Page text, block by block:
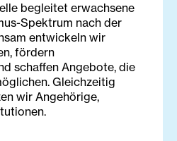
begleitet erwachsene
Spektrum nach der
entwickeln wir
fördern
schaffen Angebote, die
Gleichzeitig
wir Angehörige,